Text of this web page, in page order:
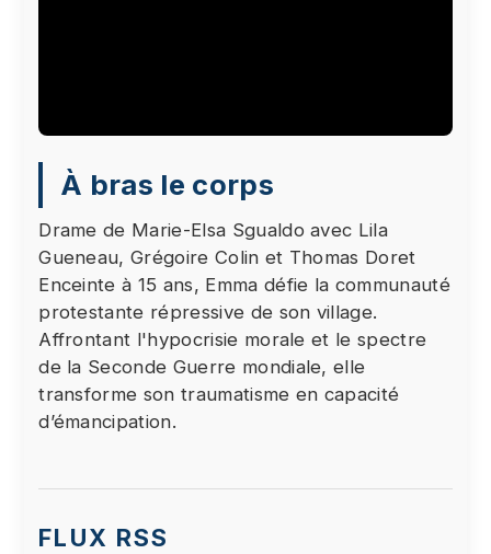
Le visionnage de cette vidéo peut entraîner le
placement de cookies par le fournisseur de la
redirigé(e). Étant donné votre refus du dépôt de
cookies que vous avez exprimé, afin de
respecter votre choix, nous avons bloqué la
lecture de cette vidéo. Si vous souhaitez
continuer et lire la vidéo, vous devez nous
donner votre consentement en cliquant sur le
bouton ci-dessous.
À bras le corps
Drame de Marie-Elsa Sgualdo avec Lila
Gueneau, Grégoire Colin et Thomas Doret
Enceinte à 15 ans, Emma défie la communauté
protestante répressive de son village.
Affrontant l'hypocrisie morale et le spectre
de la Seconde Guerre mondiale, elle
transforme son traumatisme en capacité
d’émancipation.
FLUX RSS